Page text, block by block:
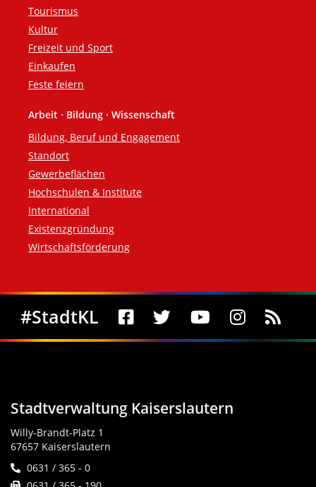
Tourismus
Kultur
Freizeit und Sport
Einkaufen
Feste feiern
Arbeit · Bildung · Wissenschaft
Bildung, Beruf und Engagement
Standort
Gewerbeflächen
Hochschulen & Institute
International
Existenzgründung
Wirtschaftsförderung
Social Media
#StadtKL
Stadtverwaltung Kaiserslautern
Willy-Brandt-Platz 1
67657 Kaiserslautern
0631 / 365 - 0